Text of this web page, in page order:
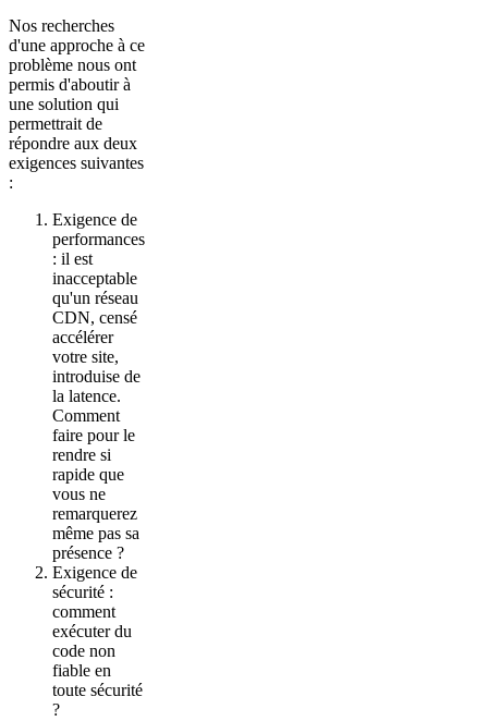
Nos recherches
d'une approche à ce
problème nous ont
permis d'aboutir à
une solution qui
permettrait de
répondre aux deux
exigences suivantes
:
Exigence de
performances
: il est
inacceptable
qu'un réseau
CDN, censé
accélérer
votre site,
introduise de
la latence.
Comment
faire pour le
rendre si
rapide que
vous ne
remarquerez
même pas sa
présence ?
Exigence de
sécurité :
comment
exécuter du
code non
fiable en
toute sécurité
?